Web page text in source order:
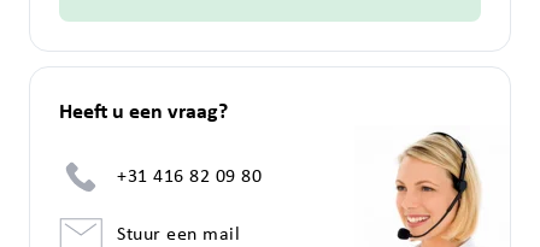
Heeft u een vraag?
+31 416 82 09 80
Stuur een mail